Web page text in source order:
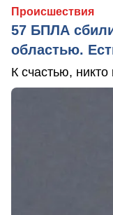
Происшествия
57 БПЛА
областью.
К счастью,